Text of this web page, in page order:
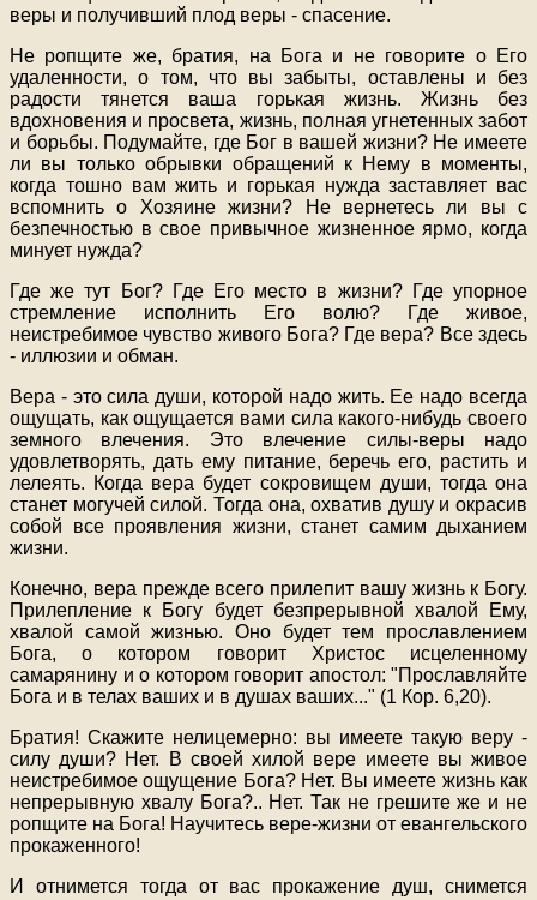
веры и получивший плод веры - спасение.
Не ропщите же, братия, на Бога и не говорите о Его
удаленности, о том, что вы забыты, оставлены и без
радости тянется ваша горькая жизнь. Жизнь без
вдохновения и просвета, жизнь, полная угнетенных забот
и борьбы. Подумайте, где Бог в вашей жизни? Не имеете
ли вы только обрывки обращений к Нему в моменты,
когда тошно вам жить и горькая нужда заставляет вас
вспомнить о Хозяине жизни? Не вернетесь ли вы с
безпечностью в свое привычное жизненное ярмо, когда
минует нужда?
Где же тут Бог? Где Его место в жизни? Где упорное
стремление исполнить Его волю? Где живое,
неистребимое чувство живого Бога? Где вера? Все здесь
- иллюзии и обман.
Вера - это сила души, которой надо жить. Ее надо всегда
ощущать, как ощущается вами сила какого-нибудь своего
земного влечения. Это влечение силы-веры надо
удовлетворять, дать ему питание, беречь его, растить и
лелеять. Когда вера будет сокровищем души, тогда она
станет могучей силой. Тогда она, охватив душу и окрасив
собой все проявления жизни, станет самим дыханием
жизни.
Конечно, вера прежде всего прилепит вашу жизнь к Богу.
Прилепление к Богу будет безпрерывной хвалой Ему,
хвалой самой жизнью. Оно будет тем прославлением
Бога, о котором говорит Христос исцеленному
самарянину и о котором говорит апостол: "Прославляйте
Бога и в телах ваших и в душах ваших..." (1 Кор. 6,20).
Братия! Скажите нелицемерно: вы имеете такую веру -
силу души? Нет. В своей хилой вере имеете вы живое
неистребимое ощущение Бога? Нет. Вы имеете жизнь как
непрерывную хвалу Бога?.. Нет. Так не грешите же и не
ропщите на Бога! Научитесь вере-жизни от евангельского
прокаженного!
И отнимется тогда от вас прокажение душ, снимется